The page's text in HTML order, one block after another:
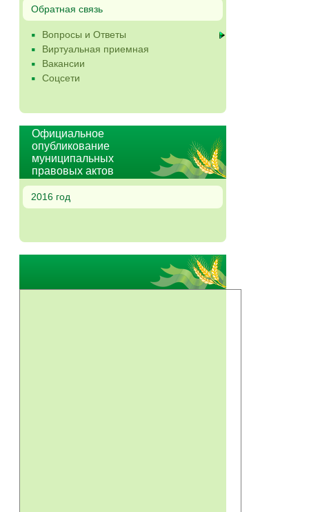
Обратная связь
Вопросы и Ответы
Виртуальная приемная
Вакансии
Соцсети
Официальное
опубликование
муниципальных
правовых актов
2016 год